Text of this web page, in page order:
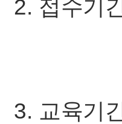
2. 접수기
3. 교육기